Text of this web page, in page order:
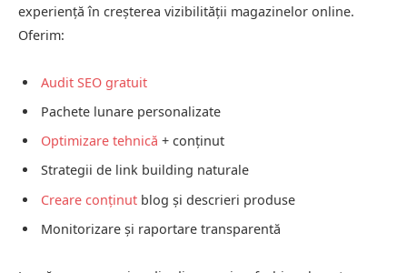
experiență în creșterea vizibilității magazinelor online.
Oferim:
Audit SEO gratuit
Pachete lunare personalizate
Optimizare tehnică + conținut
Strategii de link building naturale
Creare conținut blog și descrieri produse
Monitorizare și raportare transparentă